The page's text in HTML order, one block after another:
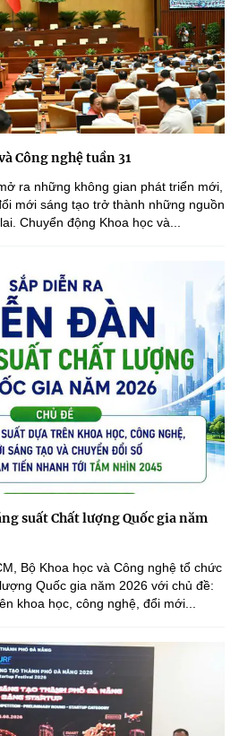
Công nghệ tuần 31
ra những không gian phát triển mới,
mới sáng tạo trở thành những nguồn
Chuyển động Khoa học và...
suất Chất lượng Quốc gia năm
Bộ Khoa học và Công nghệ tổ chức
Quốc gia năm 2026 với chủ đề:
khoa học, công nghệ, đổi mới...